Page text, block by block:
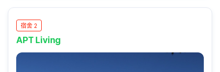
宿舍 2
APT Living